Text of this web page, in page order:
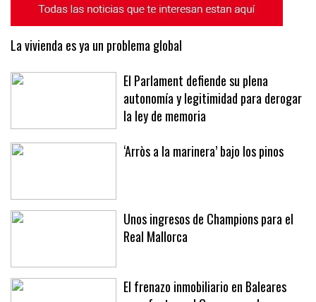
La vivienda es ya un problema global
El Parlament defiende su plena
autonomía y legitimidad para derogar
la ley de memoria
‘Arròs a la marinera’ bajo los pinos
Unos ingresos de Champions para el
Real Mallorca
El frenazo inmobiliario en Baleares